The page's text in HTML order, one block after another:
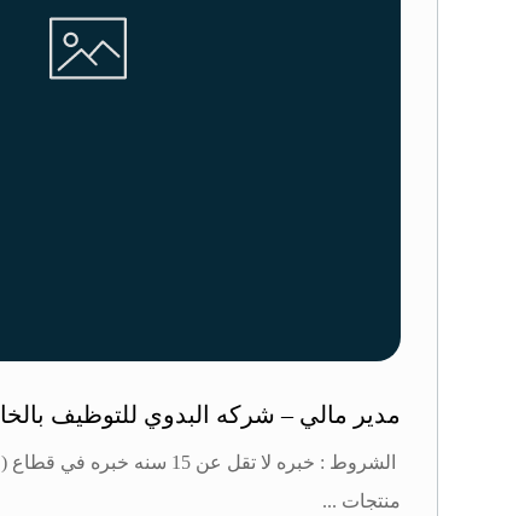
مدير مالي – شركه البدوي للتوظيف
الشروط : خبره لا تقل عن 15
منتجات ...